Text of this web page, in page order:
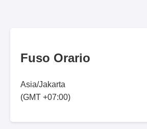
Fuso Orario
Asia/Jakarta
(GMT +07:00)